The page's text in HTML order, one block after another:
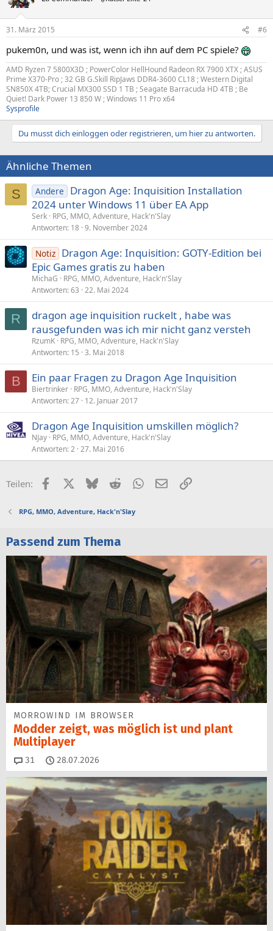
31. März 2015 #6
pukem0n, und was ist, wenn ich ihn auf dem PC spiele?
AMD Ryzen 7 5800X3D ; PowerColor HellHound Radeon RX 7900 XTX ; ASUS
Prime X370-Pro ; 32 GB G.Skill RipJaws DDR4-3600 CL18 ; Western Digital
SN850X 4TB; Crucial MX300 SSD 1 TB ; Seagate Barracuda HD 4TB ; Be
Quiet! Dark Power 13 850 W ; Windows 11 Pro x64
Sysprofile
Du musst dich einloggen oder registrieren, um hier zu antworten.
Ähnliche Themen
S Andere
Dragon Age: Inquisition Installation
2024 unter Windows 11 über EA App
Serk RPG, MMO, Adventure, Hack'n'Slay
Antworten 18 9. November 2024
Notiz Dragon Age: Inquisition: GOTY-Edition bei
Epic Games gratis zu haben
MichaG
RPG, MMO, Adventure, Hack'n'Slay
Antworten 63 22. Mai 2024
R
dragon age inquisition ruckelt , habe was
rausgefunden was ich mir nicht ganz versteh
RzumK RPG, MMO, Adventure, Hack'n'Slay
Antworten 15 3. Mai 2018
B Ein paar Fragen zu Dragon Age Inquisition
Biertrinker RPG, MMO, Adventure, Hack'n'Slay
Antworten 27 12. Januar 2017
Dragon Age Inquisition umskillen möglich?
NJay RPG, MMO, Adventure, Hack'n'Slay
Antworten 2 27. Mai 2016
Teilen: FacebookX (Twitter)
BlueskyRedditWhatsApp
E-MailLink
RPG, MMO, Adventure, Hack'n'Slay
Passend zum Thema
MORROWIND IM BROWSER
Modder zeigt, was möglich ist und plant
Multiplayer
31 Kommentare
28.07.2026